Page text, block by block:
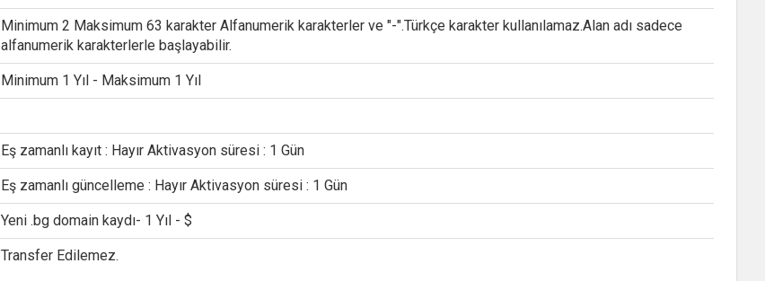
Minimum 2 Maksimum 63 karakter Alfanumerik karakterler ve "-".Türkçe karakter kullanılamaz.Alan adı sadece
alfanumerik karakterlerle başlayabilir.
Minimum 1 Yıl - Maksimum 1 Yıl
Eş zamanlı kayıt : Hayır Aktivasyon süresi : 1 Gün
Eş zamanlı güncelleme : Hayır Aktivasyon süresi : 1 Gün
Yeni .bg domain kaydı- 1 Yıl - $
Transfer Edilemez.